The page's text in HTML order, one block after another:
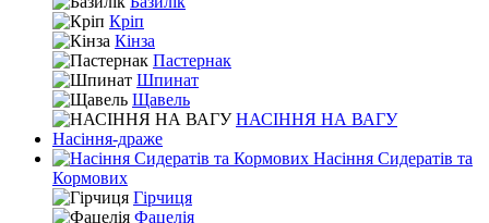
Кріп
Кінза
Пастернак
Шпинат
Щавель
НАСІННЯ НА ВАГУ
Насіння-драже
Насіння Сидератів та
Кормових
Гірчиця
Фацелія